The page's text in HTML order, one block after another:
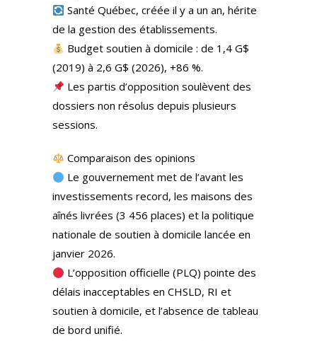
Santé Québec, créée il y a un an, hérite
de la gestion des établissements.
Budget soutien à domicile : de 1,4 G$
(2019) à 2,6 G$ (2026), +86 %.
Les partis d’opposition soulèvent des
dossiers non résolus depuis plusieurs
sessions.
Comparaison des opinions
Le gouvernement met de l’avant les
investissements record, les maisons des
aînés livrées (3 456 places) et la politique
nationale de soutien à domicile lancée en
janvier 2026.
L’opposition officielle (PLQ) pointe des
délais inacceptables en CHSLD, RI et
soutien à domicile, et l’absence de tableau
de bord unifié.